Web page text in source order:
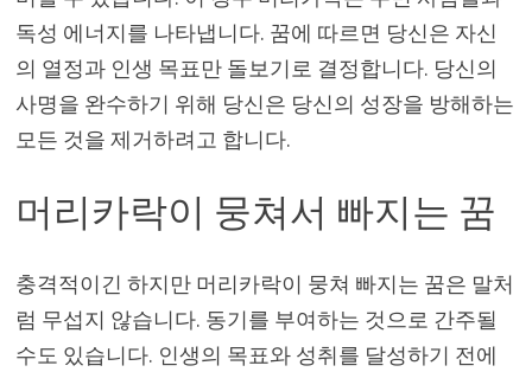
독성 에너지를 나타냅니다. 꿈에 따르면 당신은 자신
의 열정과 인생 목표만 돌보기로 결정합니다. 당신의
사명을 완수하기 위해 당신은 당신의 성장을 방해하는
모든 것을 제거하려고 합니다.
머리카락이 뭉쳐서 빠지는 꿈
충격적이긴 하지만 머리카락이 뭉쳐 빠지는 꿈은 말처
럼 무섭지 않습니다. 동기를 부여하는 것으로 간주될
수도 있습니다. 인생의 목표와 성취를 달성하기 전에